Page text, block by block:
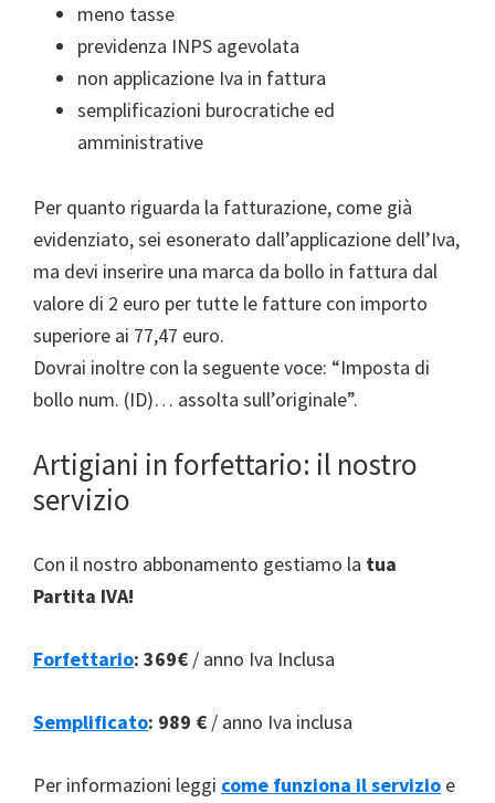
meno tasse
previdenza INPS agevolata
non applicazione Iva in fattura
semplificazioni burocratiche ed
amministrative
Per quanto riguarda la fatturazione, come già
evidenziato, sei esonerato dall’applicazione dell’Iva,
ma devi inserire una marca da bollo in fattura dal
valore di 2 euro per tutte le fatture con importo
superiore ai 77,47 euro.
Dovrai inoltre con la seguente voce: “Imposta di
bollo num. (ID)… assolta sull’originale”.
Artigiani in forfettario: il nostro
servizio
Con il nostro abbonamento gestiamo la tua
Partita IVA!
Forfettario: 369€ / anno Iva Inclusa
Semplificato: 989 € / anno Iva inclusa
Per informazioni leggi come funziona il servizio e